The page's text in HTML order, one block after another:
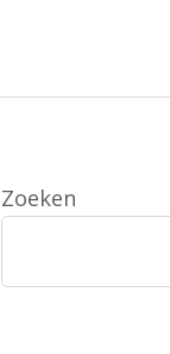
Zoeken